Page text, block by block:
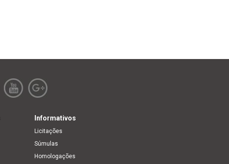
Informativos
Licitações
Súmulas
Homologações